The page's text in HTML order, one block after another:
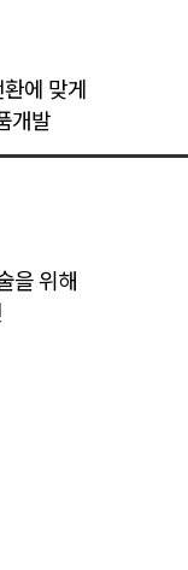
에 맞게
개발
을 위해